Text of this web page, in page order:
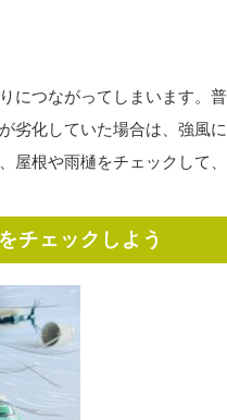
につながってしまいます。
劣化していた場合は、強風
屋根や雨樋をチェックして
チェックしよう